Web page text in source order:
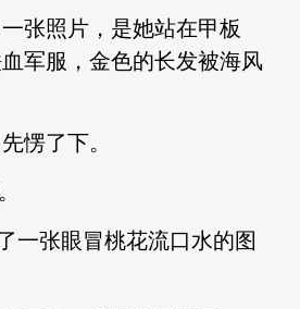
张照片，是她站在甲板
血军服，金色的长发被海风
愣了下。
一张眼冒桃花流口水的图